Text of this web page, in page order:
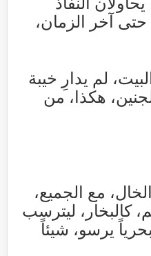
حتى آخر الزمان،
لم يدارِ خيبة
هكذا، من
مع الجميع،
كالبخار، ليترسب
يرسو، شيئاً